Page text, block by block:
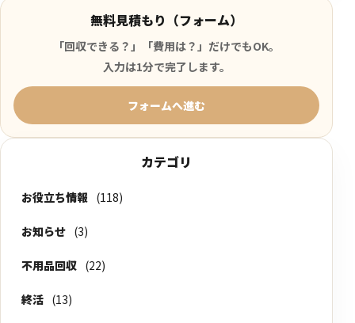
無料見積もり（フォーム）
「回収できる？」「費用は？」だけでもOK。
入力は1分で完了します。
フォームへ進む
カテゴリ
お役立ち情報 (118)
お知らせ (3)
不用品回収 (22)
終活 (13)